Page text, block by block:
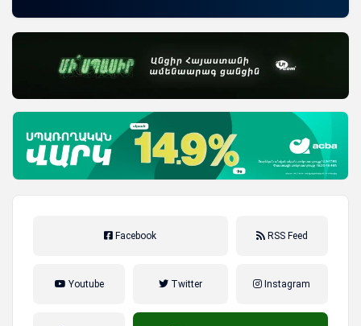
Facebook RSS Feed
Youtube Twitter Instagram